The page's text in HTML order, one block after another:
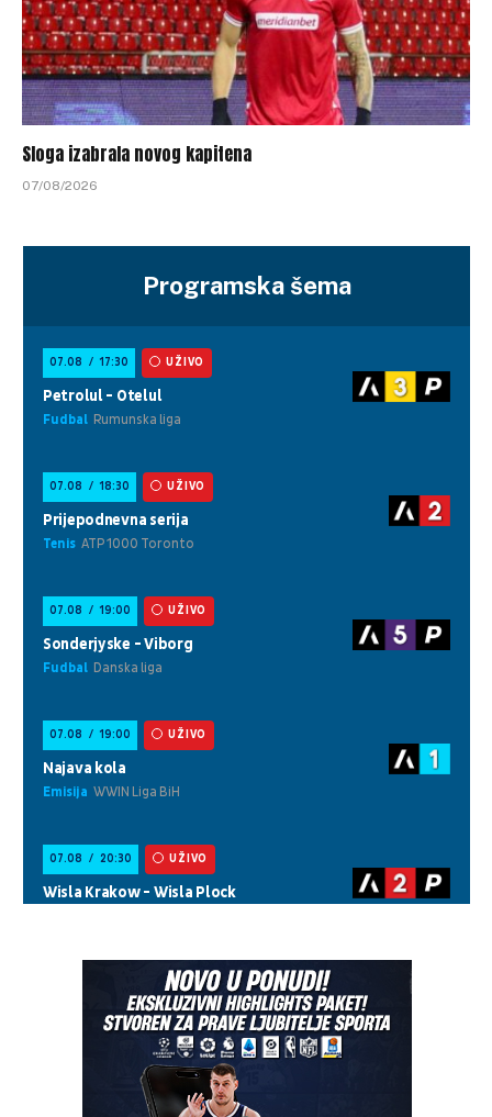
Sloga izabrala novog kapitena
07/08/2026
Programska šema